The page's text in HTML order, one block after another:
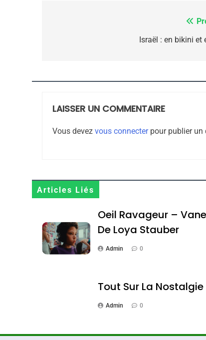
Israël : en bikini et
LAISSER UN COMMENTAIRE
Vous devez vous connecterpour publier un
Articles Liés
Oeil Ravageur –
De Loya Stauber
Admin 0
Tout Sur La Nostalgie
Admin 0
CE QUI NOUS
Terroir
Oeil Ravageur –